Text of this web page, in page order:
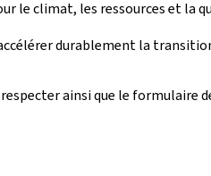
le climat, les ressources et la
durablement la
ainsi que le formulaire